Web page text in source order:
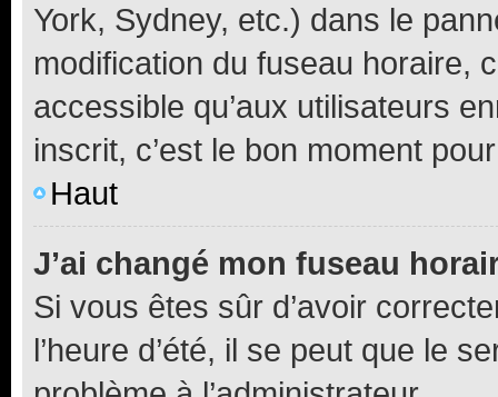
York, Sydney, etc.) dans le
modification du fuseau horaire,
accessible qu’aux utilisateurs
inscrit, c’est le bon moment
Haut
J’ai changé mon fuseau
Si vous êtes sûr d’avoir
l’heure d’été, il se peut que le